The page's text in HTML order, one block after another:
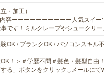
・加工）
容ーーーーーーーーーー人気スイー
です！ミルクレープやシュークリ
OK / ブランクOK / パソコンスキル
OK！＞＃学歴不問＃髪色・髪型自由
る」ボタンをクリック↓メールに